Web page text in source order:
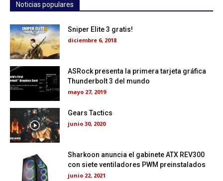
Noticias populares
Sniper Elite 3 gratis!
diciembre 6, 2018
ASRock presenta la primera tarjeta gráfica
Thunderbolt 3 del mundo
mayo 27, 2019
Gears Tactics
junio 30, 2020
Sharkoon anuncia el gabinete ATX REV300
con siete ventiladores PWM preinstalados
junio 22, 2021